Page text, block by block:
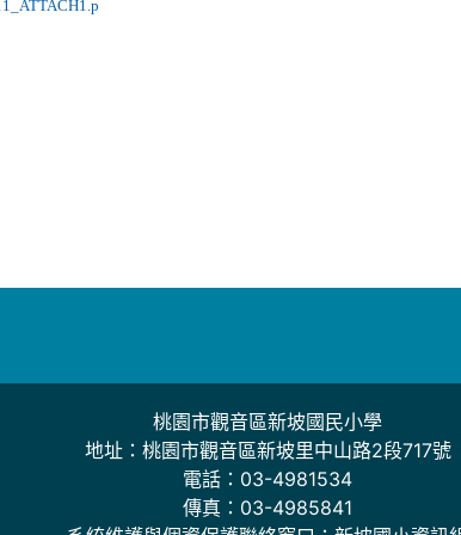
桃園市觀音區新坡國民小學
地址：桃園市觀音區新坡里中山路2段717號
電話：03-4981534
傳真：03-4985841